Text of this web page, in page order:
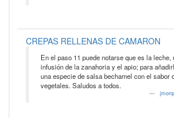
CREPAS RELLENAS DE CAMARON
En el paso 11 puede notarse que es la leche,
infusión de la zanahoria y el apio; para
una especie de salsa bechamel con el sabor
vegetales. Saludos a todos.